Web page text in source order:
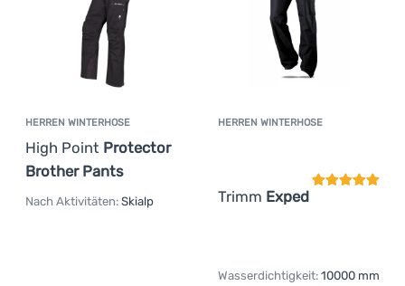
HERREN WINTERHOSE
High Point Protector
Brother Pants
Nach Aktivitäten: Skialp
HERREN WINTERHOSE
Trimm Exped
Wasserdichtigkeit: 10000 mm